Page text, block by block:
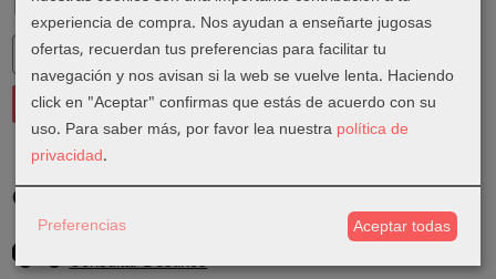
Marcas
Costes de Envío
GRATIS *
Consultar Destinos
experiencia de compra. Nos ayudan a enseñarte jugosas
ofertas, recuerdan tus preferencias para facilitar tu
navegación y nos avisan si la web se vuelve lenta. Haciendo
click en "Aceptar" confirmas que estás de acuerdo con su
uso. Para saber más, por favor lea nuestra política de
privacidad.
Preferencias Aceptar todas